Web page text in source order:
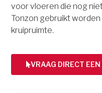
voor vloeren die nog
Tonzon gebruikt
kruipruimte.
VRAAG DIRECT